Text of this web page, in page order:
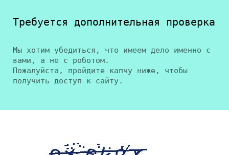
Требуется дополнительная проверка
Мы хотим убедиться, что имеем дело именно с
вами, а не с роботом.
Пожалуйста, пройдите капчу ниже, чтобы
получить доступ к сайту.